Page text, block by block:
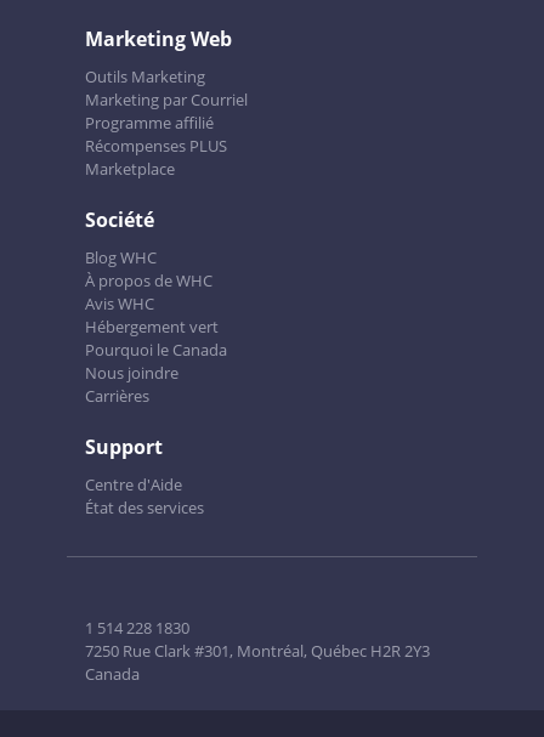
Marketing Web
Outils Marketing
Marketing par Courriel
Programme affilié
Récompenses PLUS
Marketplace
Société
Blog WHC
À propos de WHC
Avis WHC
Hébergement vert
Pourquoi le Canada
Nous joindre
Carrières
Support
Centre d'Aide
État des services
1 514 228 1830
7250 Rue Clark #301, Montréal, Québec H2R 2Y3
Canada